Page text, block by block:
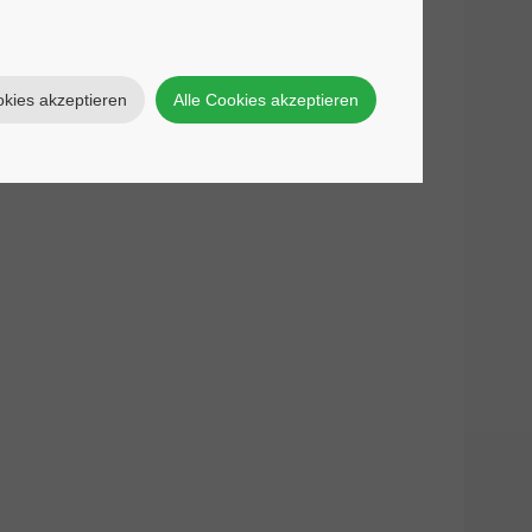
akzeptieren Alle Cookies akzeptieren
Marktreife sowie die